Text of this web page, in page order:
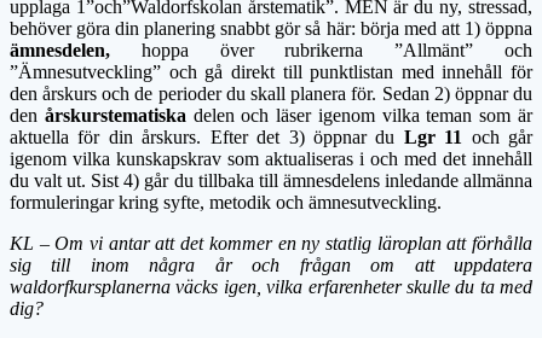
upplaga 1”och”Waldorfskolan årstematik”. MEN är du ny, stressad,
behöver göra din planering snabbt gör så här: börja med att 1) öppna
ämnesdelen, hoppa över rubrikerna ”Allmänt” och
”Ämnesutveckling” och gå direkt till punktlistan med innehåll för
den årskurs och de perioder du skall planera för. Sedan 2) öppnar du
den årskurstematiska delen och läser igenom vilka teman som är
aktuella för din årskurs. Efter det 3) öppnar du Lgr 11 och går
igenom vilka kunskapskrav som aktualiseras i och med det innehåll
du valt ut. Sist 4) går du tillbaka till ämnesdelens inledande allmänna
formuleringar kring syfte, metodik och ämnesutveckling.
KL – Om vi antar att det kommer en ny statlig läroplan att förhålla
sig till inom några år och frågan om att uppdatera
waldorfkursplanerna väcks igen, vilka erfarenheter skulle du ta med
dig?